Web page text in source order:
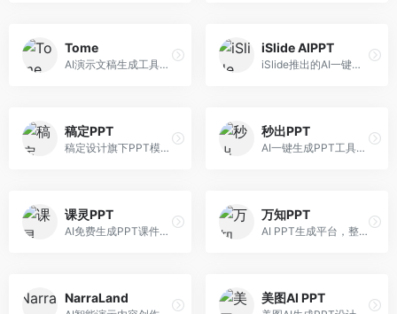
Tome
AI演示文稿生成工具，专注于故事化演示创作。面向创业者和营销人员，提供故事叙述、视觉设计、内容生成等服务，演示文稿叙事性强。
iSlide AIPPT
iSlide推出的AI一键设计精美PPT工具。面向PPT设计用户，提供模板库、内容生成、设计优化等服务，与iSlide插件深度整合。
稿定PPT
稿定设计旗下PPT模板资源库，整合AI生成功能。面向设计师和职场人士，提供海量PPT模板、AI内容生成等服务，模板质量高。
秒出PPT
AI一键生成PPT工具，专注于快速演示文稿制作。面向职场人士，支持主题输入、内容生成、模板套用等功能，PPT生成速度快，适合紧急制作场景。
课灵PPT
AI免费生成PPT课件平台，专注于教育场景。面向教师和教育工作者，提供课件生成、教学设计、模板选择等服务，教育适配性强。
万知PPT
AI PPT生成平台，整合知识库与创作功能。面向职场人士，支持内容检索、PPT生成、设计优化等服务，知识整合能力强。
NarraLand 美图AI PPT